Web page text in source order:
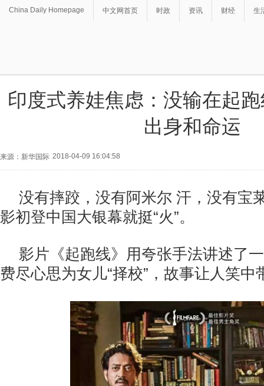
China Daily Homepage 中文网首页 时政 资讯 财经 生
印度式养娃焦虑：没输在起
出身和命运
来源：新华国际 2018-04-09 16:04:58
没有摔跤，没有阿米尔 汗，没有宝
影初登中国大银幕就挺“火”。
影片《起跑线》用夸张手法讲述了
费尽心思为女儿“择校”，故事让人笑中